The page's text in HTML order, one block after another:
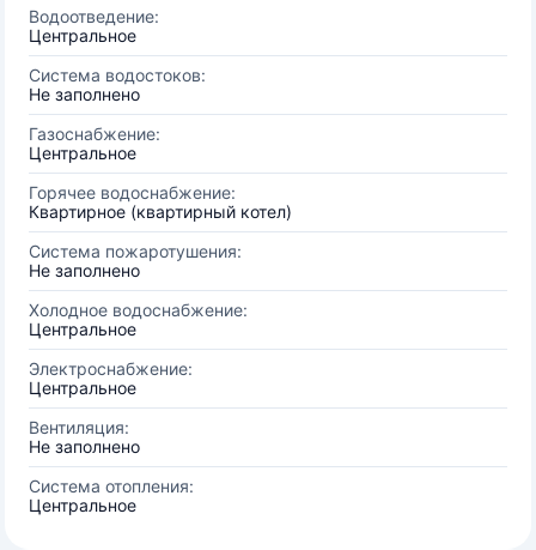
Водоотведение:
Центральное
Система водостоков:
Не заполнено
Газоснабжение:
Центральное
Горячее водоснабжение:
Квартирное (квартирный котел)
Система пожаротушения:
Не заполнено
Холодное водоснабжение:
Центральное
Электроснабжение:
Центральное
Вентиляция:
Не заполнено
Система отопления:
Центральное